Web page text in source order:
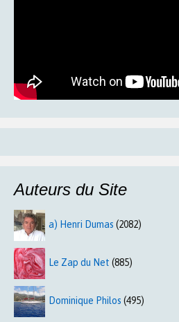
Auteurs du Site
a) Henri Dumas (2082)
Le Zap du Net (885)
Dominique Philos (495)